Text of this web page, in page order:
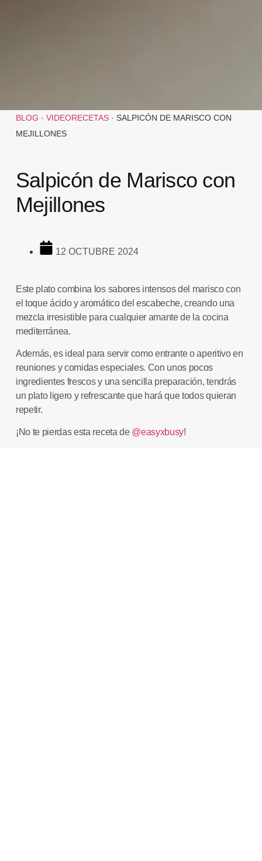
BLOG · VIDEORECETAS· SALPICÓN DE MARISCO CON
MEJILLONES
Salpicón de Marisco con
Mejillones
12 OCTUBRE 2024
Este plato combina los sabores intensos del marisco con
el toque ácido y aromático del escabeche, creando una
mezcla irresistible para cualquier amante de la cocina
mediterránea.
Además, es ideal para servir como entrante o aperitivo en
reuniones y comidas especiales. Con unos pocos
ingredientes frescos y una sencilla preparación, tendrás
un plato ligero y refrescante que hará que todos quieran
repetir.
¡No te pierdas esta receta de @easyxbusy!